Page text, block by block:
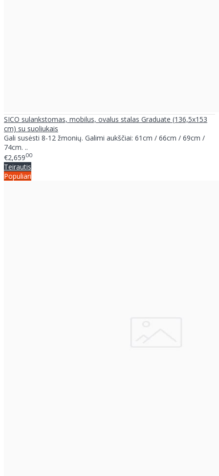
SICO sulankstomas, mobilus, ovalus stalas Graduate (136,5x153
cm) su suoliukais
Gali susėsti 8-12 žmonių. Galimi aukščiai: 61cm / 66cm / 69cm /
74cm. ..
€2,65900
Teirautis
Populiari